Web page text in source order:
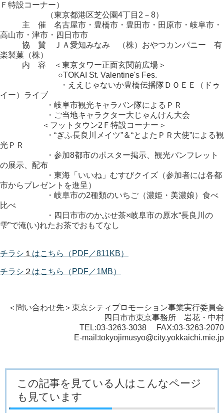
Ｆ特設コーナー）
（東京都港区芝公園4丁目2－8）
主 催 名古屋市・豊橋市・豊田市・田原市・岐阜市・
高山市・津市・四日市市
協 賛 ＪＡ愛知みなみ （株）おやつカンパニー 有
楽製菓（株）
内 容 ＜東京タワー正面玄関前広場＞
○TOKAI St. Valentine's Fes.
・ええじゃないか豊橋伝播隊ＤＯＥＥ（ドゥ
イー）ライブ
・岐阜市観光キャラバン隊によるＰＲ
・ご当地キャラクター大じゃんけん大会
＜フットタウン2Ｆ特設コーナー＞
・“ぎふ長良川メイツ”＆“とよたＰＲ大使”による観
光ＰＲ
・参加8都市のポスター掲示、観光パンフレット
の展示、配布
・東海「いいね」むすびクイズ（参加者には各都
市からプレゼントを進呈）
・岐阜市の2種類のいちご（濃姫・美濃娘）食べ
比べ
・四日市市のかぶせ茶×岐阜市の原水“長良川の
雫”で淹(い)れたお茶でおもてなし
チラシ １ はこちら（PDF／811KB）
チラシ ２ はこちら（PDF／1MB）
＜問い合わせ先＞東京シティプロモーション事業実行委員会
四日市市東京事務所 岩花・中村
TEL:03-3263-3038 FAX:03-3263-2070
E-mail:tokyojimusyo@city.yokkaichi.mie.jp
この記事を見ている人はこんなページ
も見ています